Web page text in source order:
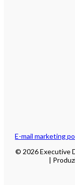
E-mail marketing
© 2026 Executive
|